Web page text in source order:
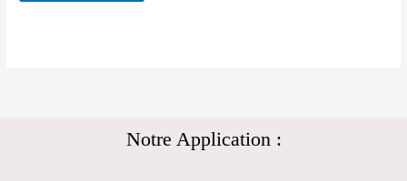
Notre Application :